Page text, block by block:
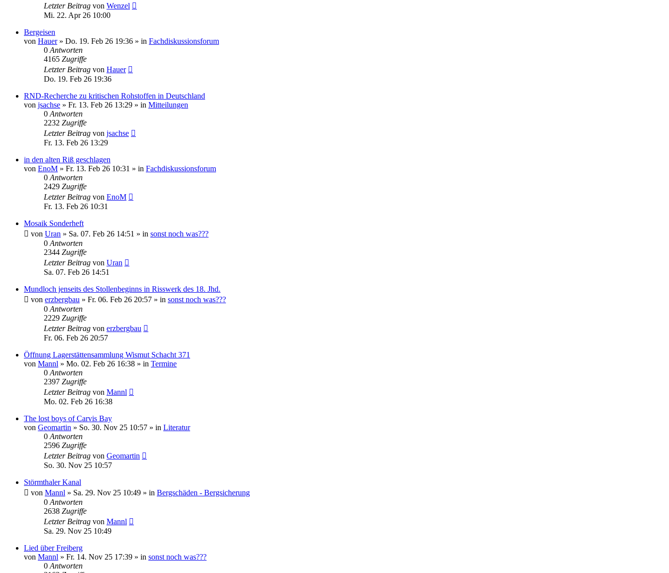
Letzter Beitrag von Wenzel
Mi. 22. Apr 26 10:00
Bergeisen
von Hauer» Do. 19. Feb 26 19:36 » in Fachdiskussionsforum
0 Antworten
4165 Zugriffe
Letzter Beitrag von Hauer
Do. 19. Feb 26 19:36
RND-Recherche zu kritischen Rohstoffen in Deutschland
von jsachse » Fr. 13. Feb 26 13:29 » in Mitteilungen
0 Antworten
2232 Zugriffe
Letzter Beitrag von jsachse
Fr. 13. Feb 26 13:29
in den alten Riß geschlagen
von EnoM » Fr. 13. Feb 26 10:31 » in Fachdiskussionsforum
0 Antworten
2429 Zugriffe
Letzter Beitrag von EnoM
Fr. 13. Feb 26 10:31
Mosaik Sonderheft
von Uran » Sa. 07. Feb 26 14:51 » in sonst noch was???
0 Antworten
2344 Zugriffe
Letzter Beitrag von Uran
Sa. 07. Feb 26 14:51
Mundloch jenseits des Stollenbeginns in Risswerk des 18. Jhd.
von erzbergbau » Fr. 06. Feb 26 20:57 » in sonst noch was???
0 Antworten
2229 Zugriffe
Letzter Beitrag von erzbergbau
Fr. 06. Feb 26 20:57
Öffnung Lagerstättensammlung Wismut Schacht 371
von Mannl » Mo. 02. Feb 26 16:38 » in Termine
0 Antworten
2397 Zugriffe
Letzter Beitrag von Mannl
Mo. 02. Feb 26 16:38
The lost boys of Carvis Bay
von Geomartin » So. 30. Nov 25 10:57 » in Literatur
0 Antworten
2596 Zugriffe
Letzter Beitrag von Geomartin
So. 30. Nov 25 10:57
Störmthaler Kanal
von Mannl » Sa. 29. Nov 25 10:49 » in Bergschäden - Bergsicherung
0 Antworten
2638 Zugriffe
Letzter Beitrag von Mannl
Sa. 29. Nov 25 10:49
Lied über Freiberg
von Mannl » Fr. 14. Nov 25 17:39 » in sonst noch was???
0 Antworten